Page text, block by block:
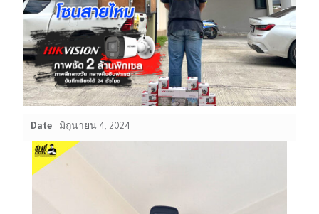
Date มิถุนายน 4, 2024